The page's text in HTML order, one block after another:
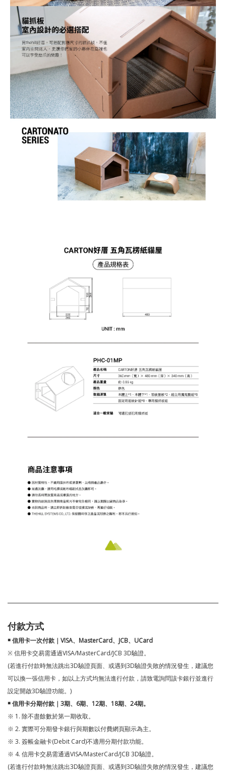
付款方式
￭ 信用卡一次付款｜VISA、MasterCard、JCB、UCard
※ 信用卡交易需通過VISA/MasterCard/JCB 3D驗證。
(若進行付款時無法跳出3D驗證頁面、或遇到3D驗證失敗的情況發生，建議您
可以換一張信用卡，如以上方式均無法進行付款，請致電詢問該卡銀行並進行
設定開啟3D驗證功能。)
￭ 信用卡分期付款｜3期、6期、12期、18期、24期。
※ 1. 除不盡餘數於第一期收取。
※ 2. 實際可分期發卡銀行與期數以付費網頁顯示為主。
※ 3. 簽帳金融卡(Debit Card)不適用分期付款功能。
※ 4. 信用卡交易需通過VISA/MasterCard/JCB 3D驗證。
(若進行付款時無法跳出3D驗證頁面、或遇到3D驗證失敗的情況發生，建議您